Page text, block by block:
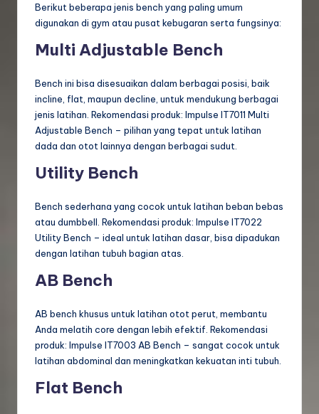
Berikut beberapa jenis bench yang paling umum
digunakan di gym atau pusat kebugaran serta fungsinya:
Multi Adjustable Bench
Bench ini bisa disesuaikan dalam berbagai posisi, baik
incline, flat, maupun decline, untuk mendukung berbagai
jenis latihan. Rekomendasi produk: Impulse IT7011 Multi
Adjustable Bench – pilihan yang tepat untuk latihan
dada dan otot lainnya dengan berbagai sudut.
Utility Bench
Bench sederhana yang cocok untuk latihan beban bebas
atau dumbbell. Rekomendasi produk: Impulse IT7022
Utility Bench – ideal untuk latihan dasar, bisa dipadukan
dengan latihan tubuh bagian atas.
AB Bench
AB bench khusus untuk latihan otot perut, membantu
Anda melatih core dengan lebih efektif. Rekomendasi
produk: Impulse IT7003 AB Bench – sangat cocok untuk
latihan abdominal dan meningkatkan kekuatan inti tubuh.
Flat Bench